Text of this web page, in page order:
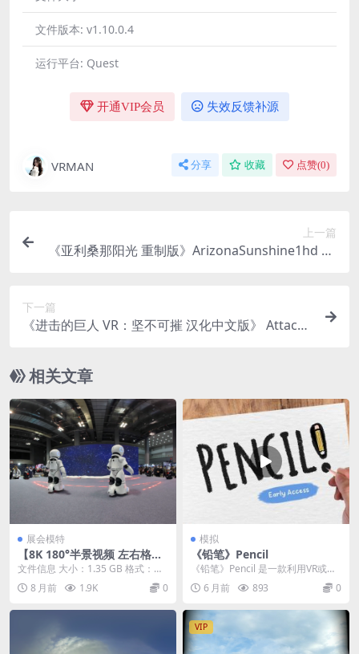
文件版本: v1.10.0.4
运行平台: Quest
开通VIP会员 失效反馈补源
VRMAN 分享 收藏 点赞(0)
上一篇
《亚利桑那阳光 重制版》ArizonaSunshine1hd Re
下一篇
《进击的巨人 VR：坚不可摧 汉化中文版》 Attack
相关文章
展会模特
【8K 180°半景视频 左右格
式】机器人科技展会
文件信息 大小：1.35 GB 格式：mp
4（左右格式） 时长：05:52 视频...
8 月前 1.9K 0
模拟
《铅笔》Pencil
《铅笔》Pencil 是一款利用VR或MR
（混合现实）技术进行绘画、设计
或教育的...
6 月前 893 0
VIP